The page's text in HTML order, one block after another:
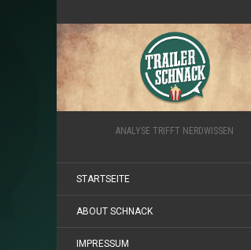
ANALYSE TRIFFT NERDWISSEN
STARTSEITE
ABOUT SCHNACK
IMPRESSUM